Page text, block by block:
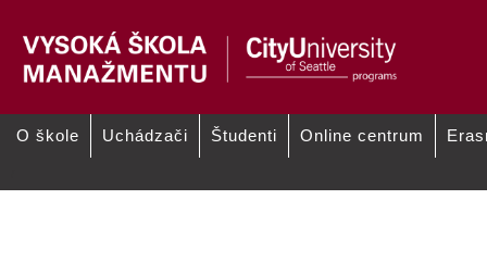
O škole Uchádzači Študenti Online centrum